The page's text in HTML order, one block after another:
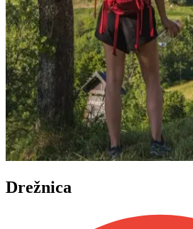
Drežnica